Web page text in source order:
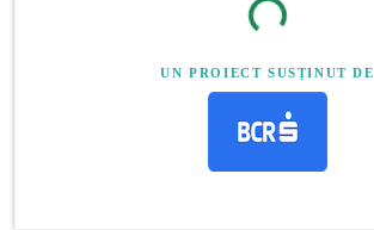
UN PROIECT SUSȚINUT DE